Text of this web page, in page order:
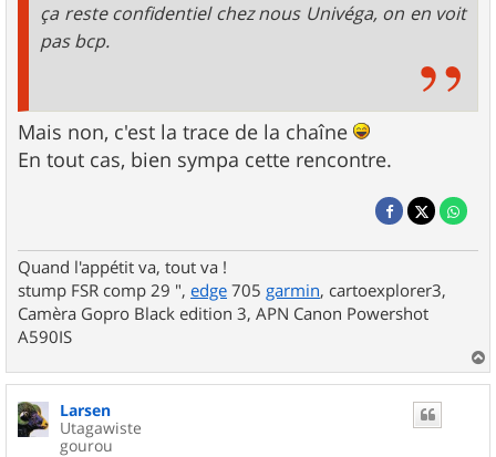
ça reste confidentiel chez nous Univéga, on en voit
pas bcp.
Mais non, c'est la trace de la chaîne
En tout cas, bien sympa cette rencontre.
Quand l'appétit va, tout va !
stump FSR comp 29 ", edge 705 garmin, cartoexplorer3,
Camèra Gopro Black edition 3, APN Canon Powershot
A590IS
a
u
Larsen
Utagawiste
gourou